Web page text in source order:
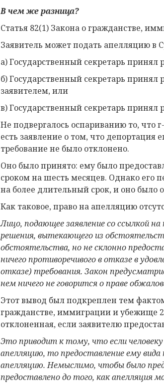
В чем жеразница?
Статья 82(1) Закона о гражданстве,
Заявитель может подать апелляцию в
а) Государственный секретарь
б) Государственный секретарь
заявителем, или
в) Государственный секретарь
Не подвергалось оспариванию то, что
есть заявление о том, что депортация
требование не было отклонено.
Оно было принято: ему было
сроком на шесть месяцев. Однако его
на более длительный срок, и оно было
Как таковое, право на апелляцию
Лицо, подающее заявление со ссылкой на
решения, вытекающего из
обстоятельства, но не склонно
ничего противоречивого в отказе в
отказе) требования. Закон
нем ничего не говорится о праве
Этот вывод был подкреплен тем
гражданстве, иммиграции и убежище
отклоненная, если заявителю
Это приводит к тому, что если
апелляцию, то предоставление ему
апелляцию. Немыслимо, чтобы было
предоставленодо того, как апелляция